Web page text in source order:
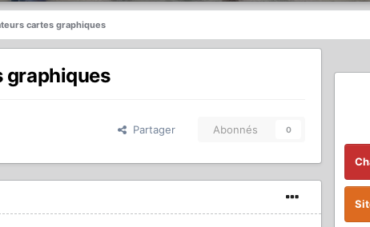
cartes graphiques
graphiques
Partager Abonnés 0